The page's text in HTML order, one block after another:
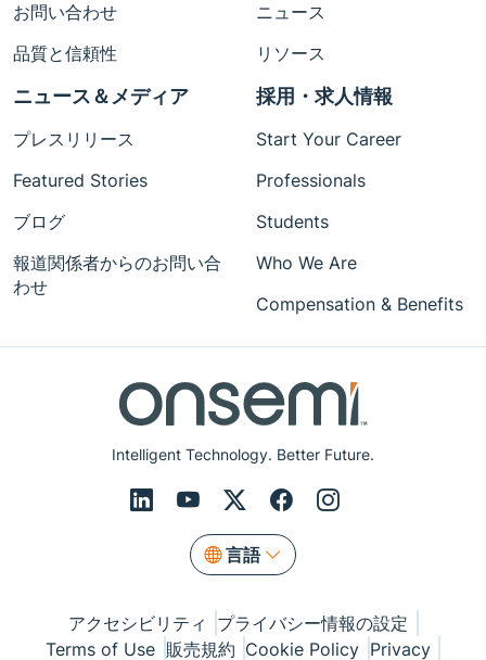
Intelligent Technology. Better Future.
言語
お問い合わせ
品質と信頼性
ニュース
リソース
ニュース＆メディア
プレスリリース
Featured Stories
ブログ
報道関係者からのお問い合
わせ
採用・求人情報
Start Your Career
Professionals
Students
Who We Are
Compensation & Benefits
アクセシビリティ
プライバシー情報の設定
Terms of Use 販売規約 Cookie Policy Privacy